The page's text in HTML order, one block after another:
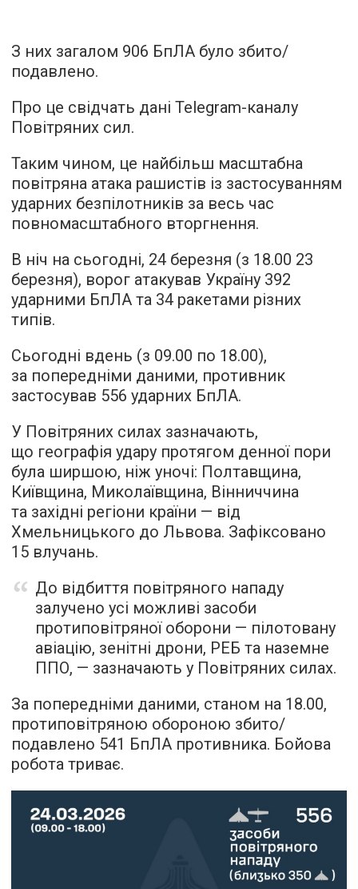
З них загалом 906 БпЛА було збито/
подавлено.
Про це свідчать дані Telegram-каналу
Повітряних сил.
Таким чином, це найбільш масштабна
повітряна атака рашистів із застосуванням
ударних безпілотників за весь час
повномасштабного вторгнення.
В ніч на сьогодні, 24 березня (з 18.00 23
березня), ворог атакував Україну 392
ударними БпЛА та 34 ракетами різних
типів.
Сьогодні вдень (з 09.00 по 18.00),
за попередніми даними, противник
застосував 556 ударних БпЛА.
У Повітряних силах зазначають,
що географія удару протягом денної пори
була ширшою, ніж уночі: Полтавщина,
Київщина, Миколаївщина, Вінниччина
та західні регіони країни — від
Хмельницького до Львова. Зафіксовано
15 влучань.
До відбиття повітряного нападу
залучено усі можливі засоби
протиповітряної оборони — пілотовану
авіацію, зенітні дрони, РЕБ та наземне
ППО, — зазначають у Повітряних силах.
За попередніми даними, станом на 18.00,
протиповітряною обороною збито/
подавлено 541 БпЛА противника. Бойова
робота триває.